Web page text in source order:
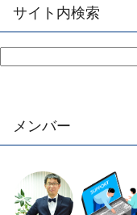
サイト内検索
メンバー